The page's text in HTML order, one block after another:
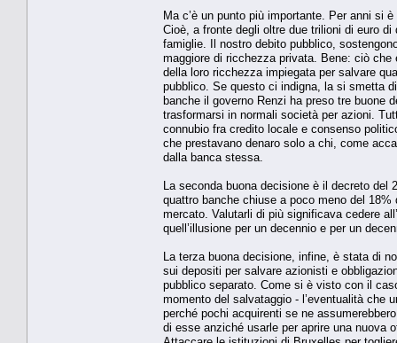
Ma c’è un punto più importante. Per anni si
Cioè, a fronte degli oltre due trilioni di euro
famiglie. Il nostro debito pubblico,
maggiore di ricchezza privata. Bene: ciò
della loro ricchezza impiegata per salvare
pubblico. Se questo ci indigna, la si smetta
banche il governo Renzi ha preso tre buone
trasformarsi in normali società per azioni.
connubio fra credito locale e consenso
che prestavano denaro solo a chi, come
dalla banca stessa.
La seconda buona decisione è il decreto del
quattro banche chiuse a poco meno del
mercato. Valutarli di più significava cedere
quell’illusione per un decennio e per un
La terza buona decisione, infine, è stata di
sui depositi per salvare azionisti e
pubblico separato. Come si è visto con il
momento del salvataggio - l’eventualità che
perché pochi acquirenti se ne
di esse anziché usarle per aprire una nuova